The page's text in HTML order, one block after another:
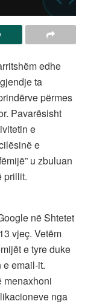
edhe
ta
përmes
Pavarësisht
e
e
u zbuluan
prillit.
në Shtetet
vjeç. Vetëm
e tyre duke
email-it.
menaxhoni
nga